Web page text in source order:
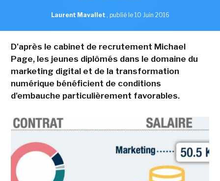
Laurent Mavallet , publié le 10 Juin 2016
D'après le cabinet de recrutement Michael
Page, les jeunes diplômés dans le domaine du
marketing digital et de la transformation
numérique bénéficient de conditions
d'embauche particulièrement favorables.